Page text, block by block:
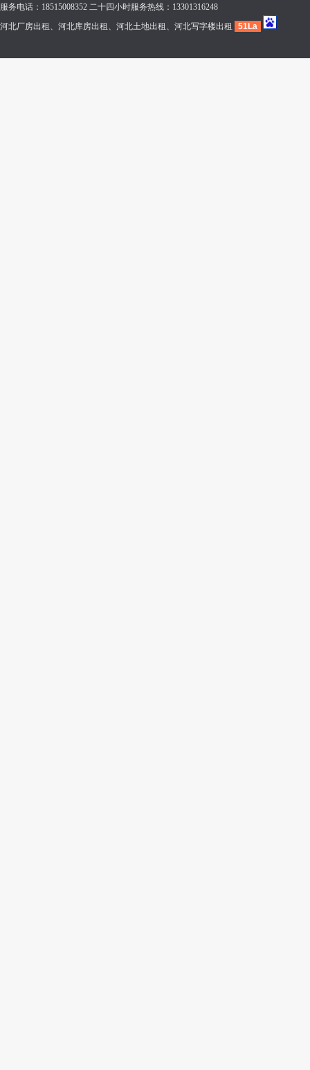
服务电话：18515008352 二十四小时服务热线：13301316248
河北厂房出租、河北库房出租、河北土地出租、河北写字楼出租
51La